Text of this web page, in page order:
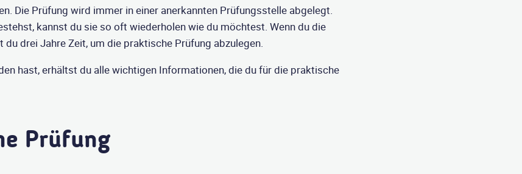
Die Prüfung wird immer in einer anerkannten Prüfungsstelle abgelegt.
kannst du sie so oft wiederholen wie du möchtest. Wenn du die
du drei Jahre Zeit, um die praktische Prüfung abzulegen.
hast, erhältst du alle wichtigen Informationen, die du für die praktische
Prüfung